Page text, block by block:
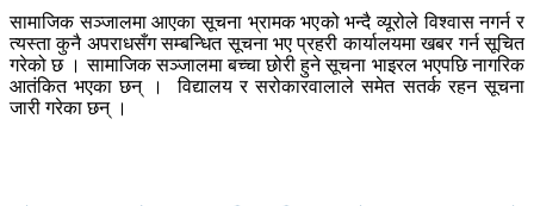
सामाजिक सञ्जालमा आएका सूचना भ्रामक भएको भन्दै व्यूरोले विश्वास नगर्न र
त्यस्ता कुनै अपराधसँग सम्बन्धित सूचना भए प्रहरी कार्यालयमा खबर गर्न सूचित
गरेको छ । सामाजिक सञ्जालमा बच्चा छोरी हुने सूचना भाइरल भएपछि नागरिक
आतंकित भएका छन् । विद्यालय र सरोकारवालाले समेत सतर्क रहन सूचना
जारी गरेका छन् ।